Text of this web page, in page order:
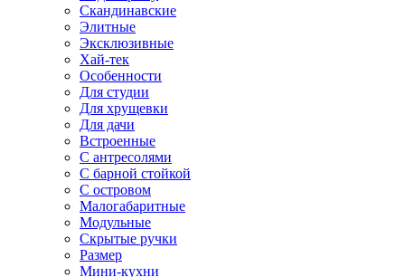
Скандинавские
Элитные
Эксклюзивные
Хай-тек
Особенности
Для студии
Для хрущевки
Для дачи
Встроенные
С антресолями
С барной стойкой
С островом
Малогабаритные
Модульные
Скрытые ручки
Размер
Мини-кухни